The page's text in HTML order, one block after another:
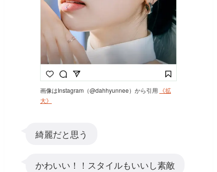
画像はInstagram（@dahhyunnee）から引用
《拡
大》
綺麗だと思う
かわいい！！スタイルもいいし素敵